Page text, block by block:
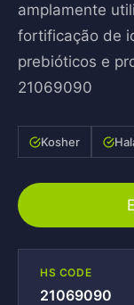
amplamente
fortificação de
prebióticos e
21069090
Kosher
HS CODE
21069090